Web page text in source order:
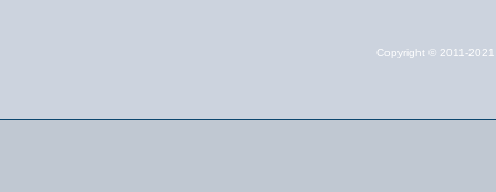
Copyright © 2011-